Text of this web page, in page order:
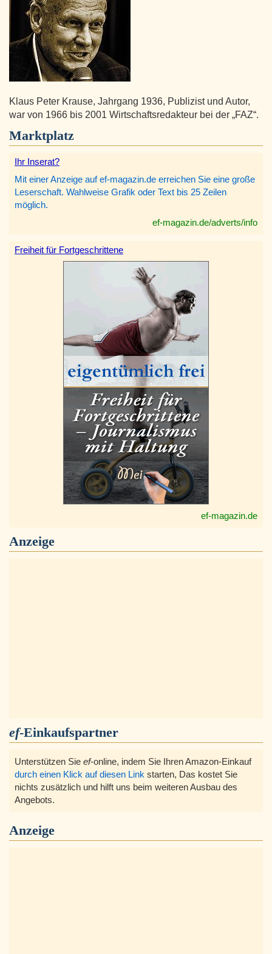
Klaus Peter Krause, Jahrgang 1936, Publizist und Autor,
war von 1966 bis 2001 Wirtschaftsredakteur bei der „FAZ“.
Marktplatz
Ihr Inserat?
Mit einer Anzeige auf ef-magazin.de erreichen Sie eine große
Leserschaft. Wahlweise Grafik oder Text bis 25 Zeilen
möglich.
ef-magazin.de/adverts/info
Freiheit für Fortgeschrittene
ef-magazin.de
Anzeige
ef-Einkaufspartner
Unterstützen Sie ef-online, indem Sie Ihren Amazon-Einkauf
durch einen Klick auf diesen Link starten, Das kostet Sie
nichts zusätzlich und hilft uns beim weiteren Ausbau des
Angebots.
Anzeige